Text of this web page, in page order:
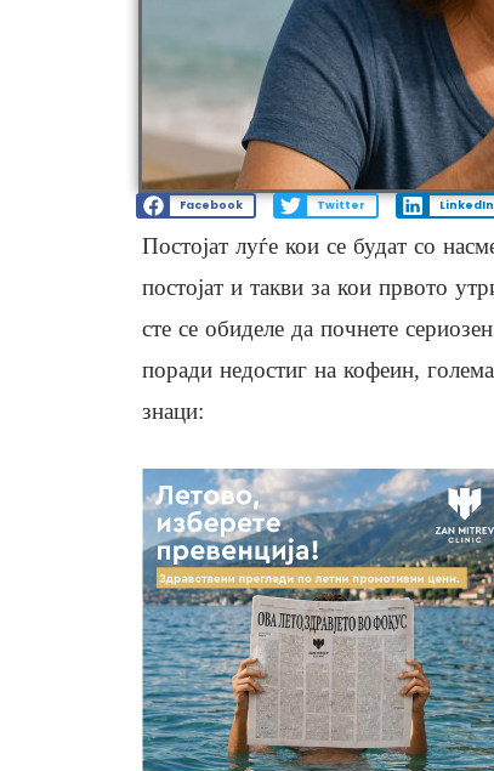
Facebook Twitter LinkedIn
Постојат луѓе кои се будат со
постојат и такви за кои првото
сте се обиделе да почнете
поради недостиг на кофеин,
знаци: